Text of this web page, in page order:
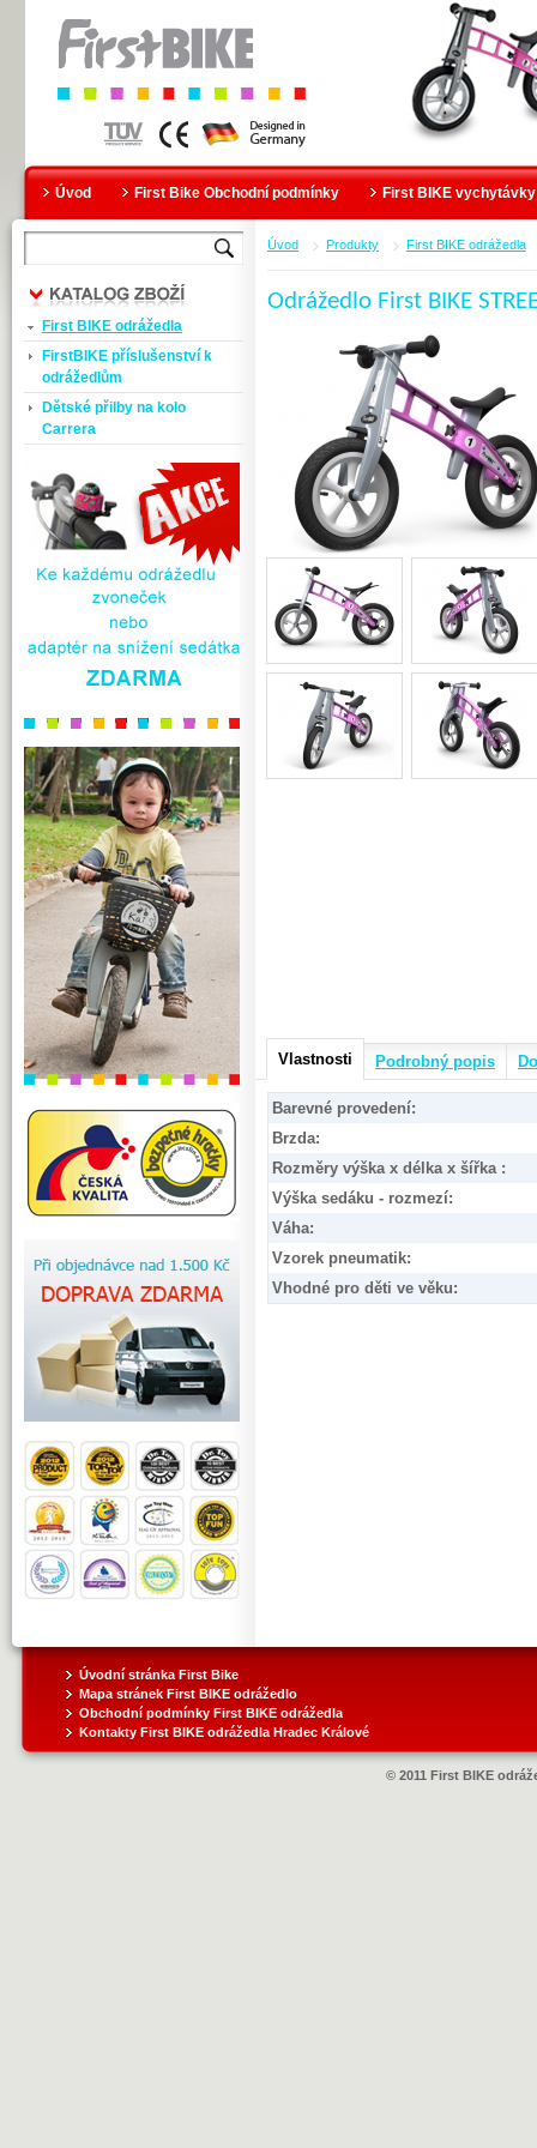
Úvod First Bike Obchodní podmínky First BIKE vychytávky
First BIKE odrážedla
FirstBIKE příslušenství k
odrážedlům
Dětské přilby na kolo
Carrera
Úvod Produkty First BIKE odrážedla
Odrážedlo First BIKE
Vlastnosti Podrobný popis
Barevné provedení:
Brzda:
Rozměry výška x délka x šířka :
Výška sedáku - rozmezí:
Váha:
Vzorek pneumatik:
Vhodné pro děti ve věku:
Úvodní stránka First Bike
Mapa stránek First BIKE odrážedlo
Obchodní podmínky First BIKE odrážedla
Kontakty First BIKE odrážedla Hradec Králové
© 2011 First BIKE